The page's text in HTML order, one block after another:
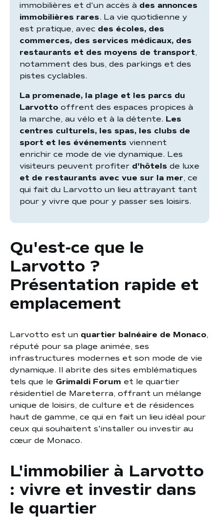
immobilières et d'un accès à des annonces
immobilières rares. La vie quotidienne y
est pratique, avec des écoles, des
commerces, des services médicaux, des
restaurants et des moyens de transport,
notamment des bus, des parkings et des
pistes cyclables.
La promenade, la plage et les parcs du
Larvotto offrent des espaces propices à
la marche, au vélo et à la détente. Les
centres culturels, les spas, les clubs de
sport et les événements viennent
enrichir ce mode de vie dynamique. Les
visiteurs peuvent profiter d'hôtels de luxe
et de restaurants avec vue sur la mer, ce
qui fait du Larvotto un lieu attrayant tant
pour y vivre que pour y passer ses loisirs.
Qu'est-ce que le
Larvotto ?
Présentation rapide et
emplacement
Larvotto est un quartier balnéaire de Monaco,
réputé pour sa plage animée, ses
infrastructures modernes et son mode de vie
dynamique. Il abrite des sites emblématiques
tels que le Grimaldi Forum et le quartier
résidentiel de Mareterra, offrant un mélange
unique de loisirs, de culture et de résidences
haut de gamme, ce qui en fait un lieu idéal pour
ceux qui souhaitent s'installer ou investir au
cœur de Monaco.
L'immobilier à Larvotto
: vivre et investir dans
le quartier